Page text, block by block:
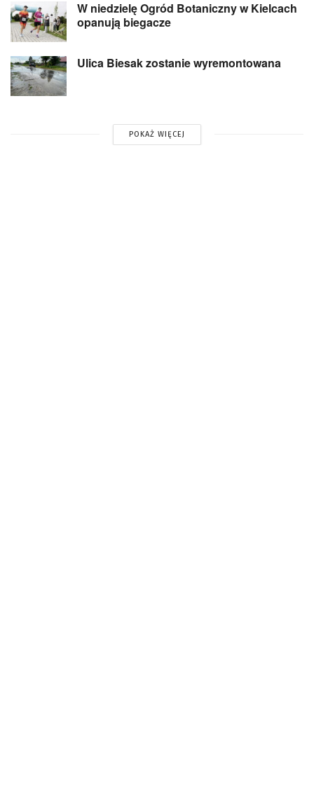
W niedzielę Ogród Botaniczny w Kielcach
opanują biegacze
Ulica Biesak zostanie wyremontowana
POKAŻ WIĘCEJ